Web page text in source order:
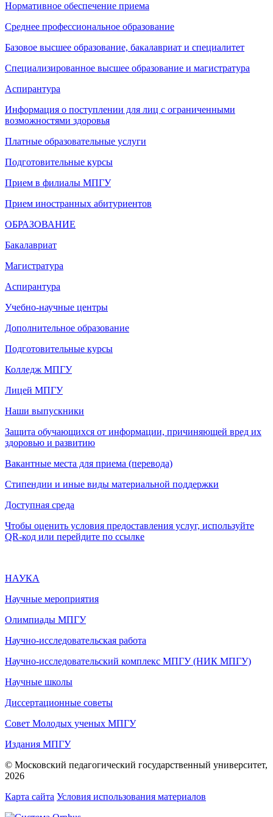
Нормативное обеспечение приема
Среднее профессиональное образование
Базовое высшее образование, бакалавриат и специалитет
Специализированное высшее образование и магистратура
Аспирантура
Информация о поступлении для лиц с ограниченными
возможностями здоровья
Платные образовательные услуги
Подготовительные курсы
Прием в филиалы МПГУ
Прием иностранных абитуриентов
ОБРАЗОВАНИЕ
Бакалавриат
Магистратура
Аспирантура
Учебно-научные центры
Дополнительное образование
Подготовительные курсы
Колледж МПГУ
Лицей МПГУ
Наши выпускники
Защита обучающихся от информации, причиняющей вред их
здоровью и развитию
Вакантные места для приема (перевода)
Стипендии и иные виды материальной поддержки
Доступная среда
Чтобы оценить условия предоставления услуг, используйте
QR-код или перейдите по ссылке
НАУКА
Научные мероприятия
Олимпиады МПГУ
Научно-исследовательская работа
Научно-исследовательский комплекс МПГУ (НИК МПГУ)
Научные школы
Диссертационные советы
Совет Молодых ученых МПГУ
Издания МПГУ
© Московский педагогический государственный университет,
2026
Карта сайта Условия использования материалов